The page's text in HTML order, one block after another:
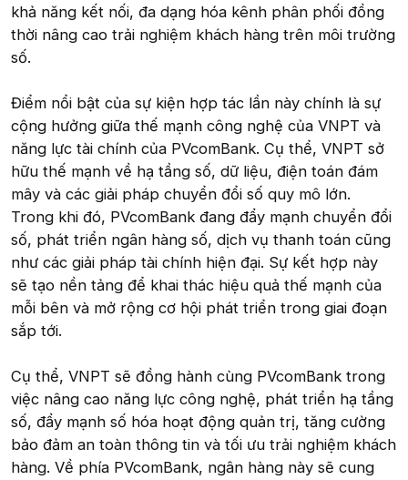
khả năng kết nối, đa dạng hóa kênh phân phối đồng
thời nâng cao trải nghiệm khách hàng trên môi trường
số.
Điểm nổi bật của sự kiện hợp tác lần này chính là sự
cộng hưởng giữa thế mạnh công nghệ của VNPT và
năng lực tài chính của PVcomBank. Cụ thể, VNPT sở
hữu thế mạnh về hạ tầng số, dữ liệu, điện toán đám
mây và các giải pháp chuyển đổi số quy mô lớn.
Trong khi đó, PVcomBank đang đẩy mạnh chuyển đổi
số, phát triển ngân hàng số, dịch vụ thanh toán cũng
như các giải pháp tài chính hiện đại. Sự kết hợp này
sẽ tạo nền tảng để khai thác hiệu quả thế mạnh của
mỗi bên và mở rộng cơ hội phát triển trong giai đoạn
sắp tới.
Cụ thể, VNPT sẽ đồng hành cùng PVcomBank trong
việc nâng cao năng lực công nghệ, phát triển hạ tầng
số, đẩy mạnh số hóa hoạt động quản trị, tăng cường
bảo đảm an toàn thông tin và tối ưu trải nghiệm khách
hàng. Về phía PVcomBank, ngân hàng này sẽ cung